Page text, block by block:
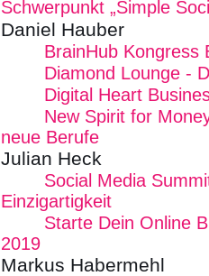
Schwerpunkt „Simple
Daniel Hauber
BrainHub Kongress
Diamond Lounge -
Digital Heart
New Spirit for
neue Berufe
Julian Heck
Social Media
Einzigartigkeit
Starte Dein Online
2019
Markus Habermehl